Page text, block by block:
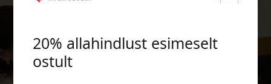
20% allahindlust esimeselt
ostult